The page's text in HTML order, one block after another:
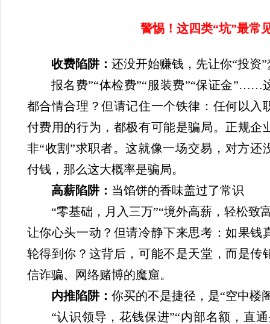
警惕！这四类“坑”最常
收费陷阱： 还没开始赚钱，先让你“投资”
报名费”“体检费”“服装费”“保证金”……
都合情合理？但请记住一个铁律：任何以入
付费用的行为，都极有可能是骗局。正规企
非“收割”求职者。这就像一场交易，对方还
付钱，那么这大概率是骗局。
高薪陷阱： 当馅饼的香味盖过了常识
“零基础，月入三万”“境外高薪，轻松
让你心头一动？但请冷静下来思考：如果钱
轮得到你？这背后，可能不是天堂，而是传
信诈骗、网络赌博的魔窟。
内推陷阱： 你买的不是捷径，是“空中楼
“认识领导，花钱保进”“内部名额，直